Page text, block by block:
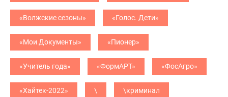
«Волжские сезоны» «Голос. Дети»
«Мои Документы» «Пионер»
«Учитель года» «ФормАРТ» «ФосАгро»
«Хайтек-2022» \ \криминал